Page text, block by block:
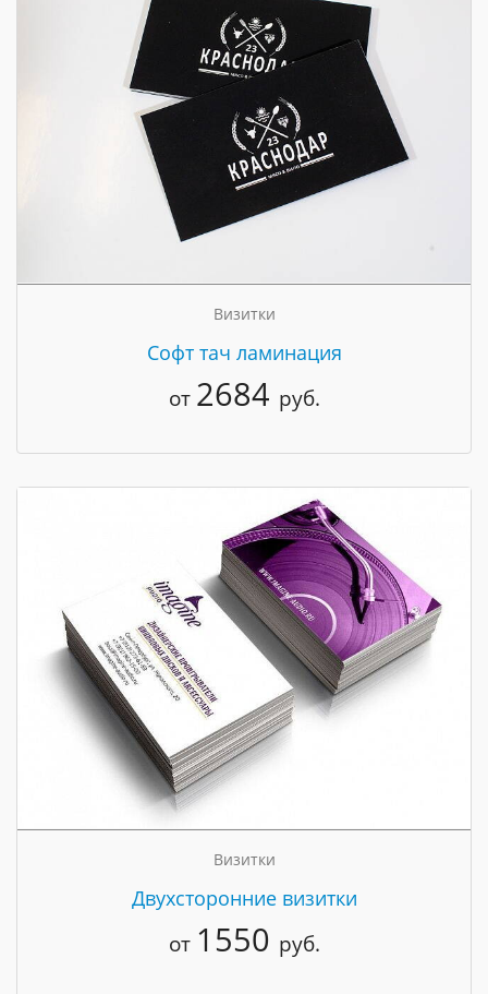
Визитки
Cофт тач ламинация
от 2684 руб.
Визитки
Двухсторонние визитки
от 1550 руб.